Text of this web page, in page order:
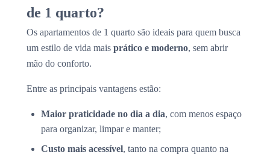
de 1 quarto?
Os apartamentos de 1 quarto são ideais para quem busca
um estilo de vida mais prático e moderno, sem abrir
mão do conforto.
Entre as principais vantagens estão:
Maior praticidade no dia a dia, com menos espaço
para organizar, limpar e manter;
Custo mais acessível, tanto na compra quanto na